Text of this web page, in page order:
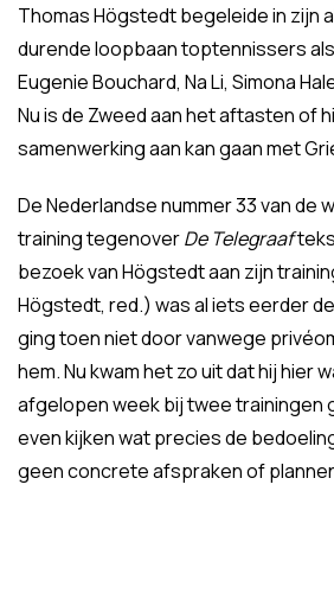
Thomas Högstedt begeleide in zijn
durende loopbaan toptennissers
Eugenie Bouchard, Na Li, Simona
Nu is de Zweed aan het aftasten of
samenwerking aan kan gaan met
De Nederlandse nummer 33 van de
training tegenoverDe Telegraaf
bezoek van Högstedt aan zijn
Högstedt, red.) was al iets eerder
ging toen niet door vanwege
hem. Nu kwam het zo uit dat hij hier
afgelopen week bij twee trainingen
even kijken wat precies de
geen concrete afspraken of